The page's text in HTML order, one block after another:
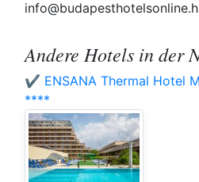
Andere Hotels in der
✔️ ENSANA Thermal Hotel
****